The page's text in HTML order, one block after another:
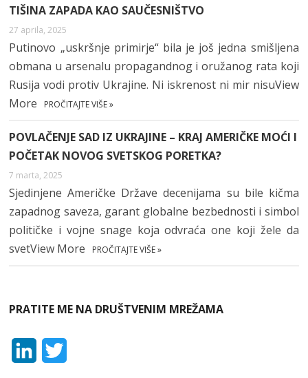
TIŠINA ZAPADA KAO SAUČESNIŠTVO
27 aprila, 2025
Putinovo „uskršnje primirje“ bila je još jedna smišljena
obmana u arsenalu propagandnog i oružanog rata koji
Rusija vodi protiv Ukrajine. Ni iskrenost ni mir nisuView
More
PROČITAJTE VIŠE »
POVLAČENJE SAD IZ UKRAJINE – KRAJ AMERIČKE MOĆI I
POČETAK NOVOG SVETSKOG PORETKA?
7 marta, 2025
Sjedinjene Američke Države decenijama su bile kičma
zapadnog saveza, garant globalne bezbednosti i simbol
političke i vojne snage koja odvraća one koji žele da
svetView More
PROČITAJTE VIŠE »
PRATITE ME NA DRUŠTVENIM MREŽAMA